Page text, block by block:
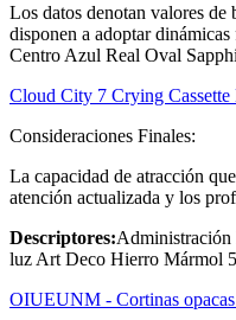
Los datos denotan valores de
disponen a adoptar
Centro Azul Real Oval
Cloud City 7 Crying Cassette
Consideraciones Finales:
La capacidad de atracción
atención actualizada y los
Descriptores:Administración
luz Art Deco Hierro Mármol
OIUEUNM - Cortinas